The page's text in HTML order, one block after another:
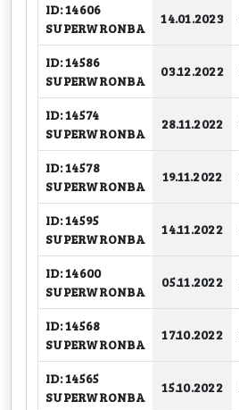
ID: 14606
SUPERWRONBA
14.01.2023
ID: 14586
SUPERWRONBA
03.12.2022
ID: 14574
SUPERWRONBA
28.11.2022
ID: 14578
SUPERWRONBA
19.11.2022
ID: 14595
SUPERWRONBA
14.11.2022
ID: 14600
SUPERWRONBA
05.11.2022
ID: 14568
SUPERWRONBA
17.10.2022
ID: 14565
SUPERWRONBA
15.10.2022